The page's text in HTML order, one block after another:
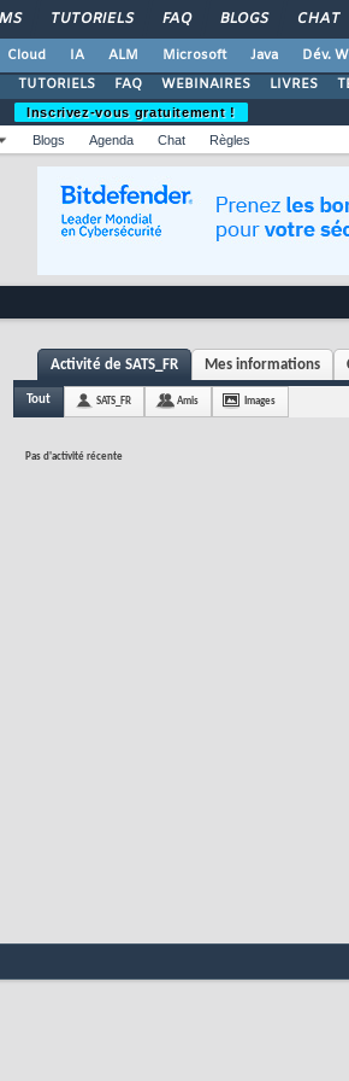
TUTORIELS FAQ BLOGS CHAT
Cloud IA ALM Microsoft Java Dév.
TUTORIELS
FAQ WEBINAIRES LIVRES
Inscrivez-vous gratuitement !
Blogs Agenda Chat Règles
Activité de SATS_FR Mes informations
Tout SATS_FR Amis Images
Pas d'activité récente